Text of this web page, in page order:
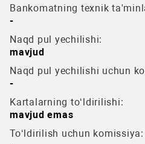
Bankomatning texnik
-
Naqd pul yechilishi:
mavjud
Naqd pul yechilishi uchun
-
Kartalarning to‘ldirilishi:
mavjud emas
To‘ldirilish uchun komissiya: